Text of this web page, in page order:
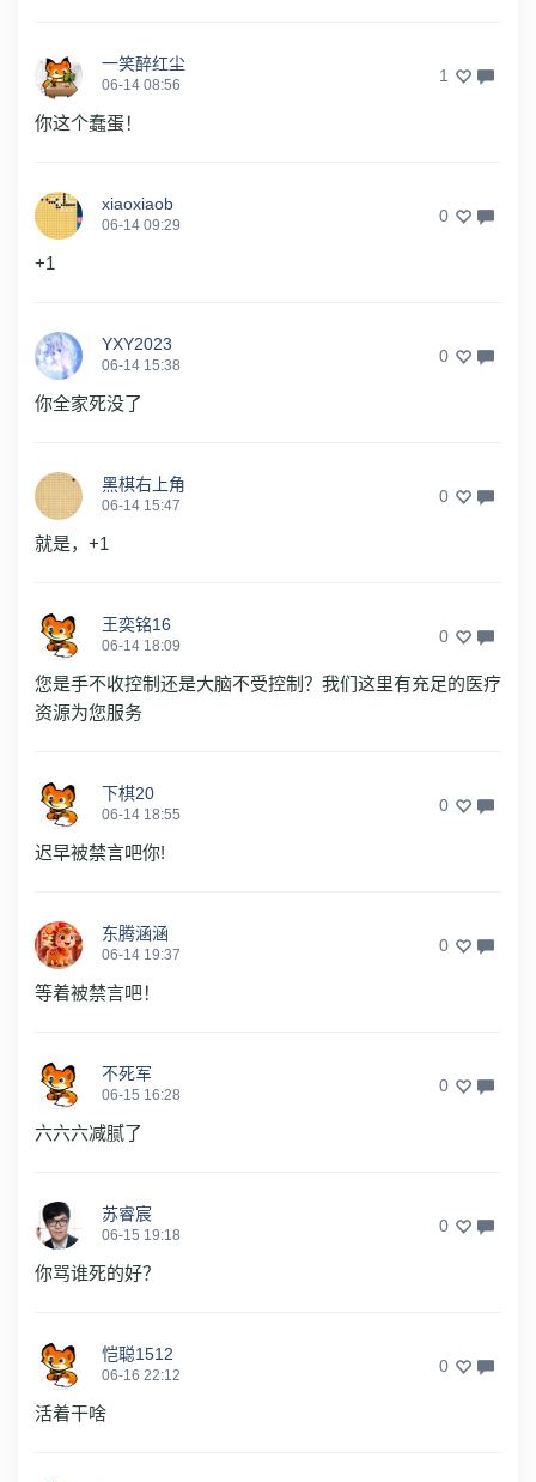
一笑醉红尘
06-14 08:56 1
你这个蠢蛋！
xiaoxiaob
06-14 09:29 0
+1
YXY2023
06-14 15:38 0
你全家死没了
黑棋右上角
06-14 15:47 0
就是，+1
王奕铭16
06-14 18:09 0
您是手不收控制还是大脑不受控制？我们这里有充足的医疗
资源为您服务
下棋20
06-14 18:55 0
迟早被禁言吧你!
东腾涵涵
06-14 19:37 0
等着被禁言吧！
不死军
06-15 16:28 0
六六六减腻了
苏睿宸
06-15 19:18 0
你骂谁死的好？
恺聪1512
06-16 22:12 0
活着干啥